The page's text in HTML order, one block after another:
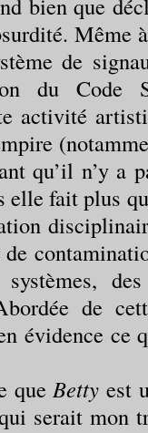
bien que
de
du Code
activité
qu’il n’y a
fait plus
de
évidence ce
queBetty est
serait mon